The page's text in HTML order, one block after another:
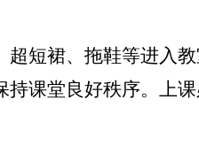
短裙、拖鞋等进入教
持课堂良好秩序。上